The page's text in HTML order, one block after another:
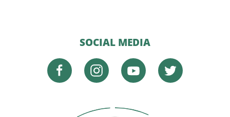
SOCIAL MEDIA